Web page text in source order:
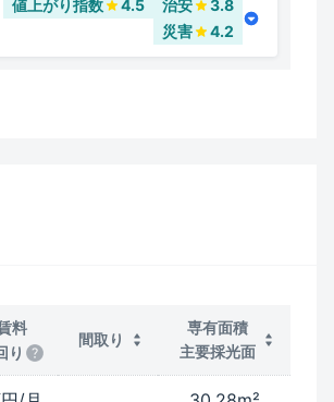
値上がり指数 4.5 治安
3.8
災害
4.2
料
り
間取り
専有面積
主要採光面